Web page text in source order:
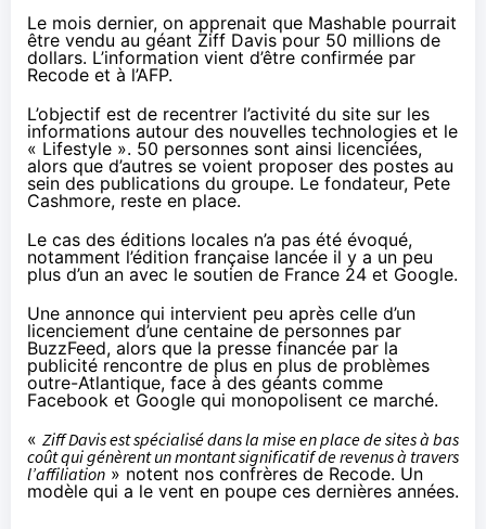
Le mois dernier, on apprenait que Mashable pourrait
être vendu au géant Ziff Davis pour 50 millions de
dollars. L’information vient d’être confirmée par
Recode et à l’AFP.
L’objectif est de recentrer l’activité du site sur les
informations autour des nouvelles technologies et le
« Lifestyle ». 50 personnes sont ainsi licenciées,
alors que d’autres se voient proposer des postes au
sein des publications du groupe. Le fondateur, Pete
Cashmore, reste en place.
Le cas des éditions locales n’a pas été évoqué,
notamment l’édition française lancée il y a un peu
plus d’un an avec le soutien de France 24 et Google.
Une annonce qui intervient peu après celle d’un
licenciement d’une centaine de personnes par
BuzzFeed, alors que la presse financée par la
publicité rencontre de plus en plus de problèmes
outre-Atlantique, face à des géants comme
Facebook et Google qui monopolisent ce marché.
« Ziff Davis est spécialisé dans la mise en place de sites à bas
coût qui génèrent un montant significatif de revenus à travers
l’affiliation » notent nos confrères de Recode. Un
modèle qui a le vent en poupe ces dernières années.